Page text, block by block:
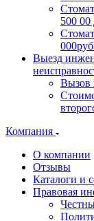
500 00
Выезд
Вызов
Компания
О компании
Отзывы
Каталоги и
Правовая